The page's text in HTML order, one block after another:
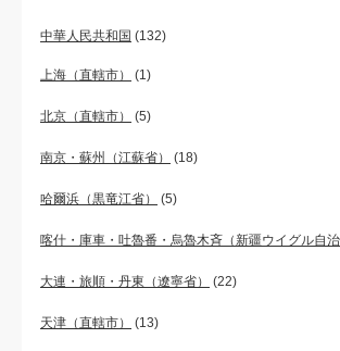
中華人民共和国 (132)
上海（直轄市） (1)
北京（直轄市） (5)
南京・蘇州（江蘇省） (18)
哈爾浜（黒竜江省） (5)
喀什・庫車・吐魯番・烏魯木斉（新疆ウイグル自治
大連・旅順・丹東（遼寧省） (22)
天津（直轄市） (13)